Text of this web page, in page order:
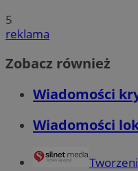
5
reklama
Zobacz również
Wiadomości
Wiadomości